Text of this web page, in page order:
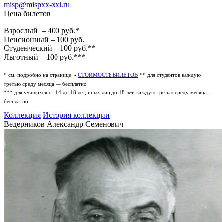
misp@mispxx-xxi.ru
Цена билетов
Взрослый – 400 руб.*
Пенсионный – 100 руб.
Студенческий – 100 руб.**
Льготный – 100 руб.***
* см. подробно на странице - СТОИМОСТЬ БИЛЕТОВ ** для студентов каждую
третью среду месяца — бесплатно
*** для учащихся от 14 до 18 лет, иных лиц до 18 лет, каждую третью среду месяца —
бесплатно
Коллекция История коллекции
Ведерников Александр Семенович